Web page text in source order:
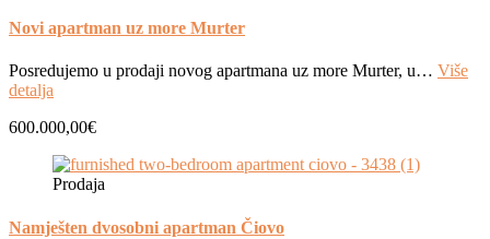
Novi apartman uz more Murter
Posredujemo u prodaji novog apartmana uz more Murter, u… Više
detalja
600.000,00€
Prodaja
Namješten dvosobni apartman Čiovo